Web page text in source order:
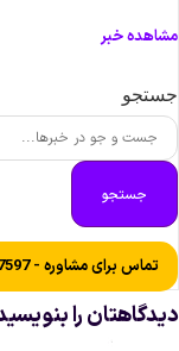
خبر
جستجو
تماس برای مشاوره - 09103117597
را بنویسید